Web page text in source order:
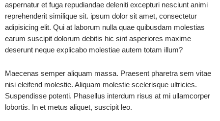
aspernatur et fuga repudiandae deleniti excepturi nesciunt animi
reprehenderit similique sit. ipsum dolor sit amet, consectetur
adipisicing elit. Qui at laborum nulla quae quibusdam molestias
earum suscipit dolorum debitis hic sint asperiores maxime
deserunt neque explicabo molestiae autem totam illum?
Maecenas semper aliquam massa. Praesent pharetra sem vitae
nisi eleifend molestie. Aliquam molestie scelerisque ultricies.
Suspendisse potenti. Phasellus interdum risus at mi ullamcorper
lobortis. In et metus aliquet, suscipit leo.